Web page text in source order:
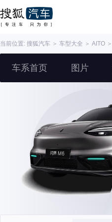
当前位置: 搜狐汽车 ＞ 车型大全 ＞ AITO ＞
车系首页 图片